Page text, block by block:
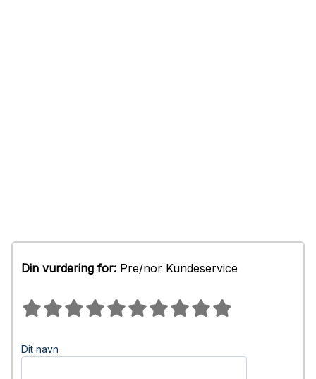
Din vurdering for: Pre/nor Kundeservice
Dit navn